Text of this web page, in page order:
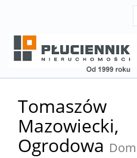
Tomaszów
Mazowiecki,
Ogrodowa